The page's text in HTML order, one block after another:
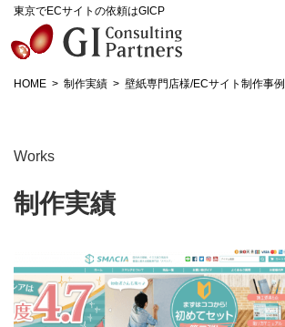
東京でECサイトの依頼はGICP
HOME 制作実績 壁紙専門店様/ECサイト制作事例
Works
制作実績